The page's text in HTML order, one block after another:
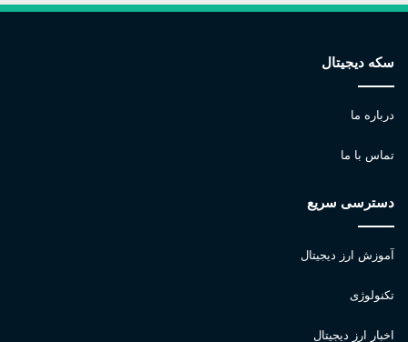
سکه دیجیتال
درباره ما
تماس با ما
دسترسی سریع
آموزش ارز دیجیتال
تکنولوژی
اخبار ارز دیجیتال